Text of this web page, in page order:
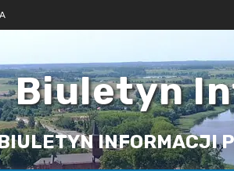
Biuletyn
INFORMACJI